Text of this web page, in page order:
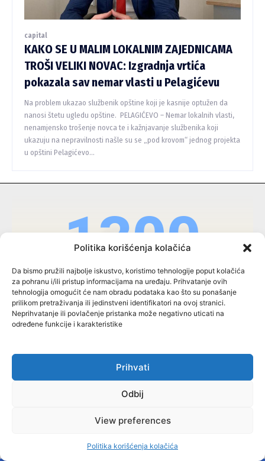
Politika korišćenja kolačića
Da bismo pružili najbolje iskustvo, koristimo tehnologije poput kolačića
za pohranu i/ili pristup informacijama na uređaju. Prihvatanje ovih
tehnologija omogućit će nam obradu podataka kao što su ponašanje
prilikom pretraživanja ili jedinstveni identifikatori na ovoj stranici.
Neprihvatanje ili povlačenje pristanka može negativno uticati na
određene funkcije i karakteristike
Prihvati
Odbij
View preferences
Politika korišćenja kolačića
capital
KAKO SE U MALIM LOKALNIM ZAJEDNICAMA
TROŠI VELIKI NOVAC: Izgradnja vrtića
pokazala sav nemar vlasti u Pelagićevu
Na problem ukazao službenik opštine koji je kasnije optužen da
nanosi štetu ugledu opštine. PELAGIĆEVO – Nemar lokalnih vlasti,
nenamjensko trošenje novca te i kažnjavanje službenika koji
ukazuju na nepravilnosti našle su se „pod krovom“ jednog projekta
u opštini Pelagićevo...
1300
Tekstova
142
OPŠTINE / OPĆINE